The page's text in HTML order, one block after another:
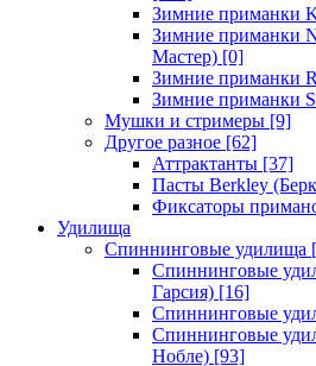
Зимние приманки
Зимние приманки
Мастер) [0]
Зимние приманки
Зимние приманки
Мушки и стримеры [9]
Другое разное [62]
Аттрактанты [37]
Пасты Berkley
Фиксаторы
Удилища
Спиннинговые удилища
Спиннинговые
Гарсия) [16]
Спиннинговые
Спиннинговые
Нобле) [93]